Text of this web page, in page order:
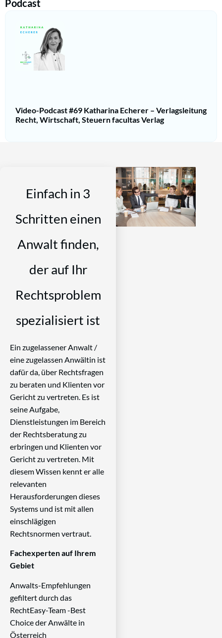
Podcast
Video-Podcast #69 Katharina Echerer – Verlagsleitung
Recht, Wirtschaft, Steuern facultas Verlag
Einfach in 3
Schritten einen
Anwalt finden,
der auf Ihr
Rechtsproblem
spezialisiert ist
Ein zugelassener Anwalt /
eine zugelassen Anwältin ist
dafür da, über Rechtsfragen
zu beraten und Klienten vor
Gericht zu vertreten. Es ist
seine Aufgabe,
Dienstleistungen im Bereich
der Rechtsberatung zu
erbringen und Klienten vor
Gericht zu vertreten. Mit
diesem Wissen kennt er alle
relevanten
Herausforderungen dieses
Systems und ist mit allen
einschlägigen
Rechtsnormen vertraut.
Fachexperten auf Ihrem
Gebiet
Anwalts-Empfehlungen
gefiltert durch das
RechtEasy-Team -Best
Choice der Anwälte in
Österreich